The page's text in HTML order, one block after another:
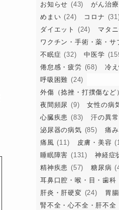
お知らせ (43) がん治療
めまい (24) コロナ
ダイエット
(24) マタ
ワクチン・手術・薬・サ
不眠症 (32) 中医学
倦怠感・疲労 (68) 冷
呼吸困難 (24)
外傷（捻挫・打撲傷など
夜間頻尿 (9) 女性の病
心臓疾患 (83) 汗の異常
泌尿器の病気 (85) 痛
痛風 (11) 皮膚・美容
睡眠障害 (131) 神経症
精神疾患 (57) 糖尿病
耳鼻口腔・喉・目・歯科
肝炎・肝硬変 (24) 胃
腎不全・心不全・肝不全